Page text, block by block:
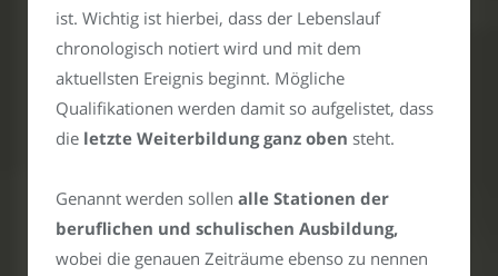
ist. Wichtig ist hierbei, dass der Lebenslauf
chronologisch notiert wird und mit dem
aktuellsten Ereignis beginnt. Mögliche
Qualifikationen werden damit so aufgelistet, dass
die letzte Weiterbildung ganz oben steht.
Genannt werden sollen alle Stationen der
beruflichen und schulischen Ausbildung,
wobei die genauen Zeiträume ebenso zu nennen